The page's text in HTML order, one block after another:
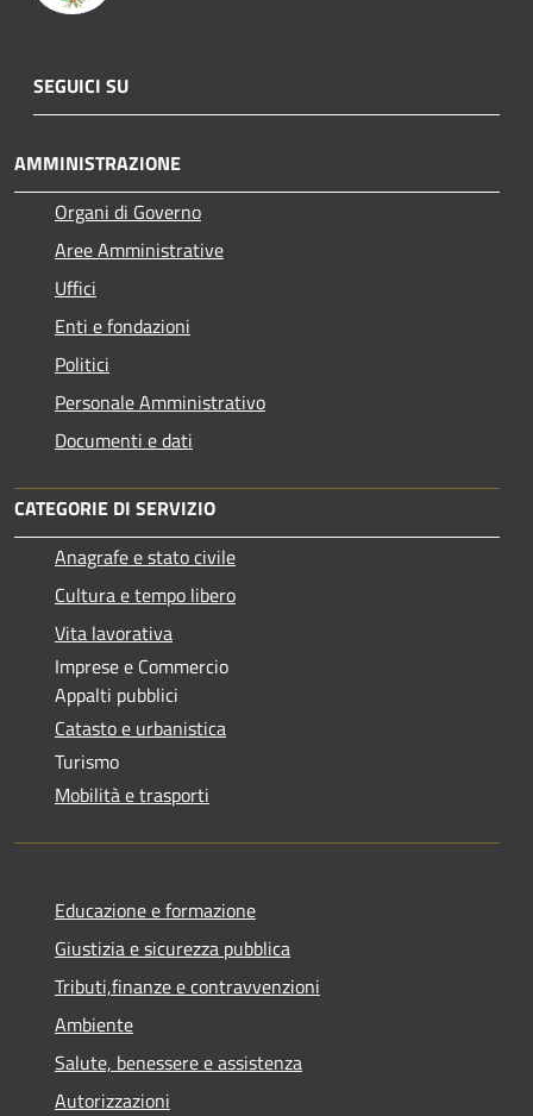
SEGUICI SU
AMMINISTRAZIONE
Organi di Governo
Aree Amministrative
Uffici
Enti e fondazioni
Politici
Personale Amministrativo
Documenti e dati
CATEGORIE DI SERVIZIO
Anagrafe e stato civile
Cultura e tempo libero
Vita lavorativa
Imprese e Commercio
Appalti pubblici
Catasto e urbanistica
Turismo
Mobilità e trasporti
Educazione e formazione
Giustizia e sicurezza pubblica
Tributi,finanze e contravvenzioni
Ambiente
Salute, benessere e assistenza
Autorizzazioni